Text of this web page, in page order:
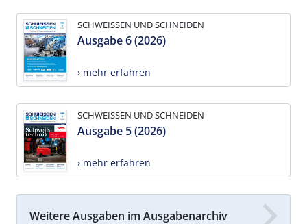
SCHWEISSEN UND SCHNEIDEN
Ausgabe 6 (2026)
› mehr erfahren
SCHWEISSEN UND SCHNEIDEN
Ausgabe 5 (2026)
› mehr erfahren
Weitere Ausgaben im Ausgabenarchiv